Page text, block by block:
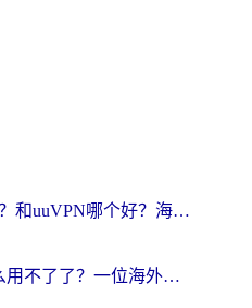
MalusVPN好用吗？和uuVPN哪个好？海外党无缝访问国内资源的真实对比与选择指南
归雁加速器为什么用不了了？一位海外游子的真实困惑与技术解答